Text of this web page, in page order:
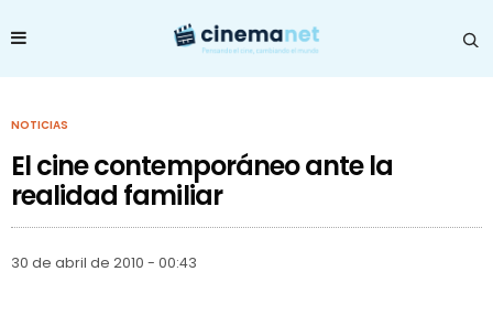
NOTICIAS
El cine contemporáneo ante la
realidad familiar
30 de abril de 2010 - 00:43